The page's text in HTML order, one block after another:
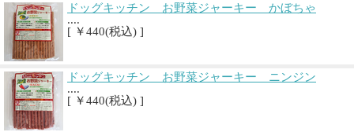
ドッグキッチン お野菜ジャーキー かぼちゃ
....
[ ￥440(税込) ]
ドッグキッチン お野菜ジャーキー ニンジン
....
[ ￥440(税込) ]